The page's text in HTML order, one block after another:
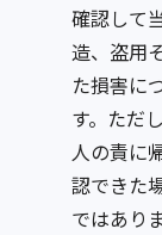
確認して
造、盗用
た損害に
す。ただ
人の責に
認できた
ではあり